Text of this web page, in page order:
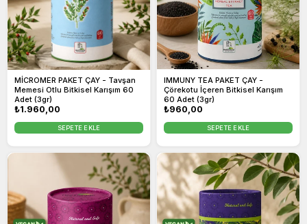
MİCROMER PAKET ÇAY - Tavşan
Memesi Otlu Bitkisel Karışım 60
Adet (3gr)
Normal
fiyat
₺1.960,00
SEPETE EKLE
IMMUNY TEA PAKET ÇAY -
Çörekotu İçeren Bitkisel Karışım
60 Adet (3gr)
Normal
fiyat
₺960,00
SEPETE EKLE